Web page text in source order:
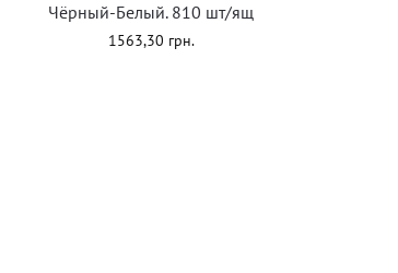
Чёрный-Белый. 810 шт/ящ
1563,30 грн.